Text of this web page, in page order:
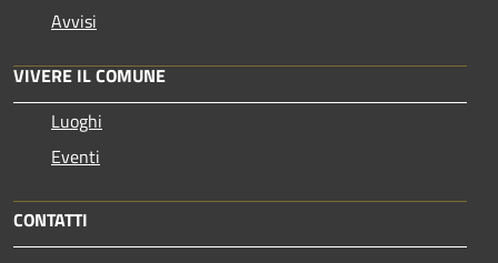
Avvisi
VIVERE IL COMUNE
Luoghi
Eventi
CONTATTI